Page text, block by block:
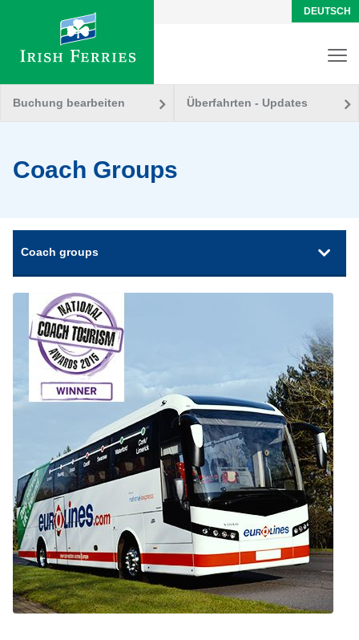
DEUTSCH
Buchung bearbeiten Überfahrten - Updates
Coach Groups
Coach groups